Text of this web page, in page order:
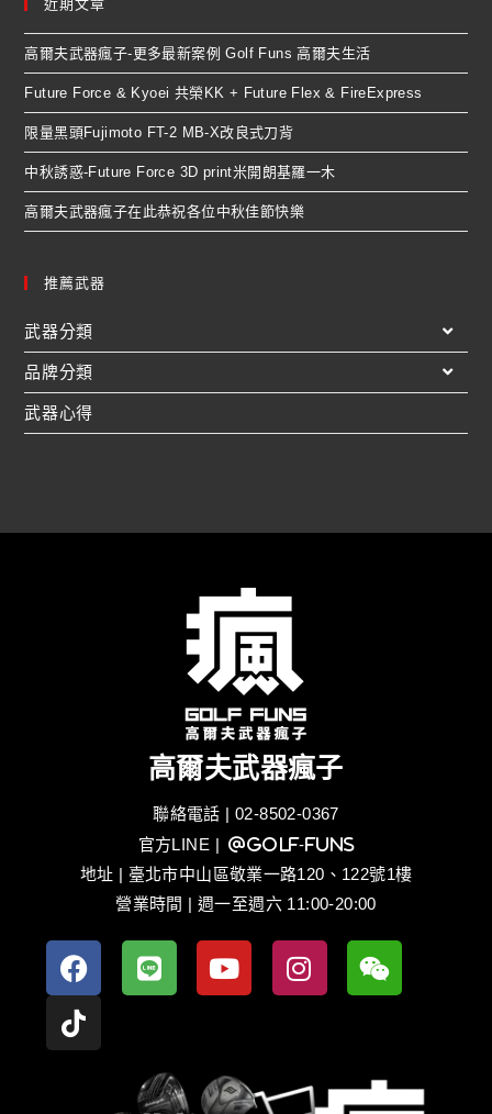
近期文章
高爾夫武器瘋子-更多最新案例 Golf Funs 高爾夫生活
Future Force & Kyoei 共榮KK + Future Flex & FireExpress
限量黑頭Fujimoto FT-2 MB-X改良式刀背
中秋誘惑-Future Force 3D print米開朗基羅一木
高爾夫武器瘋子在此恭祝各位中秋佳節快樂
推薦武器
武器分類
品牌分類
武器心得
高爾夫武器瘋子
聯絡電話 | 02-8502-0367
官方LINE | @golf-funs
地址 | 臺北市中山區敬業一路120、122號1樓
營業時間 | 週一至週六 11:00-20:00